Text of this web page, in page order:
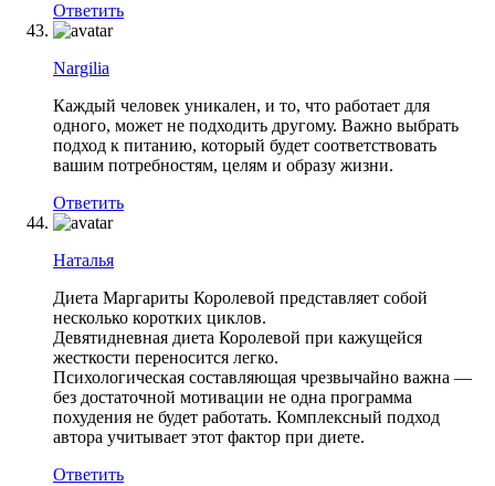
Ответить
Nargilia
Каждый человек уникален, и то, что работает для
одного, может не подходить другому. Важно выбрать
подход к питанию, который будет соответствовать
вашим потребностям, целям и образу жизни.
Ответить
Наталья
Диета Маргариты Королевой представляет собой
несколько коротких циклов.
Девятидневная диета Королевой при кажущейся
жесткости переносится легко.
Психологическая составляющая чрезвычайно важна —
без достаточной мотивации не одна программа
похудения не будет работать. Комплексный подход
автора учитывает этот фактор при диете.
Ответить